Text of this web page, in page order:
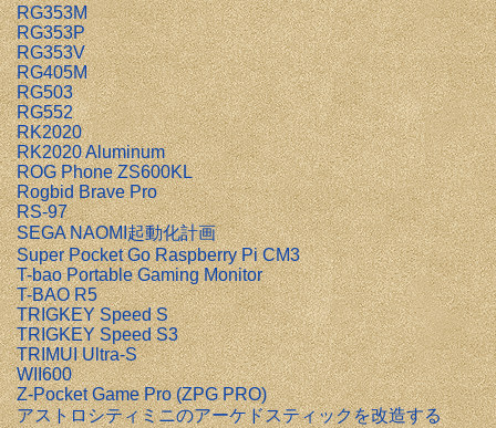
RG353M
RG353P
RG353V
RG405M
RG503
RG552
RK2020
RK2020 Aluminum
ROG Phone ZS600KL
Rogbid Brave Pro
RS-97
SEGA NAOMI起動化計画
Super Pocket Go Raspberry Pi CM3
T-bao Portable Gaming Monitor
T-BAO R5
TRIGKEY Speed S
TRIGKEY Speed S3
TRIMUI Ultra-S
WII600
Z-Pocket Game Pro (ZPG PRO)
アストロシティミニのアーケドスティックを改造する